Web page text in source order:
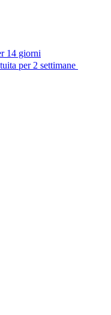
14 giorni
per 2 settimane